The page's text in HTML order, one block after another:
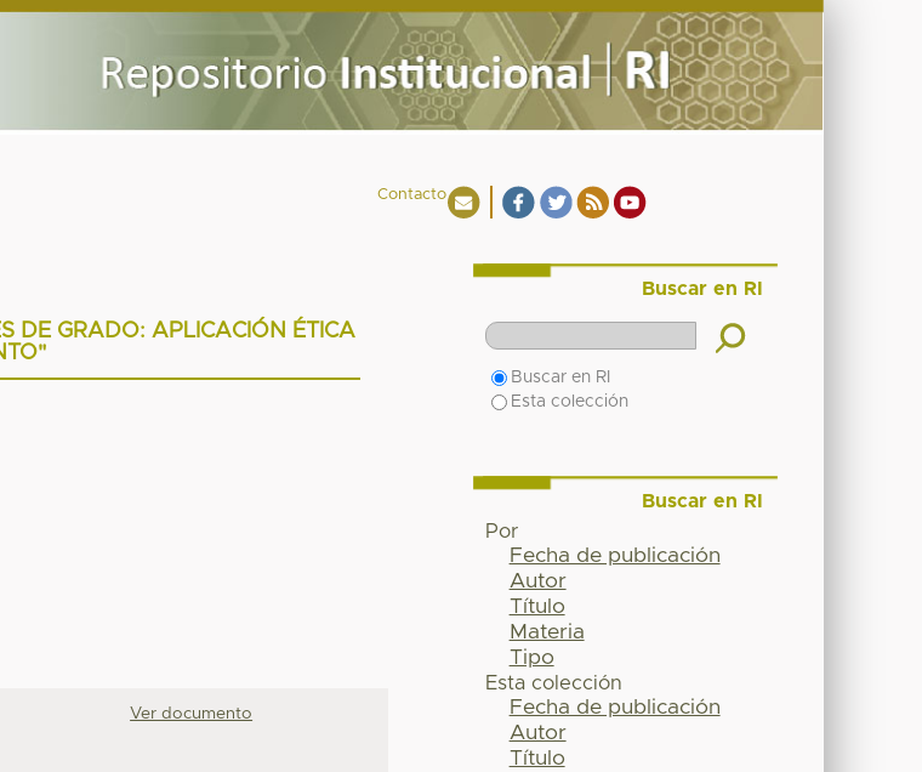
Contacto
DE GRADO: APLICACIÓN ÉTICA
Ver documento
Buscar en RI
Buscar en RI
Esta colección
Buscar en RI
Por
Fecha de publicación
Autor
Título
Materia
Tipo
Esta colección
Fecha de publicación
Autor
Título